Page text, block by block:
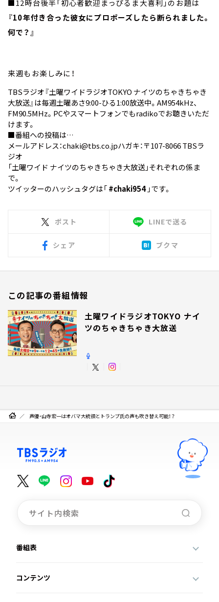
■12時台後半「初心者歓迎まっぴるま大喜利」のお題は
『10年付き合った彼女にプロポーズしたら断られました。
何で？』
来週もお楽しみに！
TBSラジオ『土曜ワイドラジオTOKYO ナイツのちゃきちゃき
大放送』は毎週土曜あさ9:00-ひる1:00放送中。AM954kHz、
FM90.5MHz。PCやスマートフォンでもradikoでお聴きいただ
けます。
■番組への投稿は…
メールアドレス：chaki@tbs.co.jpハガキ：〒107-8066 TBSラ
ジオ
「土曜ワイド ナイツのちゃきちゃき大放送」それぞれの係ま
で。
ツイッターのハッシュタグは「#chaki954」です。
ポスト LINEで送る
シェア ブクマ
この記事の番組情報
土曜ワイドラジオTOKYO ナイ
ツのちゃきちゃき大放送
声優・山寺宏一はオバマ大統領とトランプ氏の声も吹き替え可能！？
番組表
コンテンツ